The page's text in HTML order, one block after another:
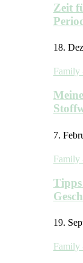
Zeit
18.
Family
7.
Family
19.
Family